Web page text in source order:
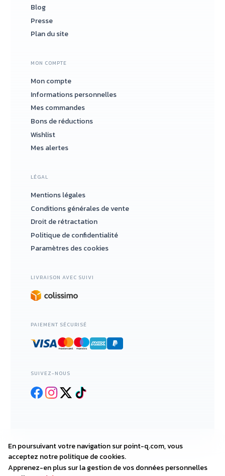
Blog
Presse
Plan du site
MON COMPTE
Mon compte
Informations personnelles
Mes commandes
Bons de réductions
Wishlist
Mes alertes
LÉGAL
Mentions légales
Conditions générales de vente
Droit de rétractation
Politique de confidentialité
Paramètres des cookies
LIVRAISON AVEC SUIVI
PAIEMENT SÉCURISÉ
SUIVEZ-NOUS
2018—2025 • POINT-Q.COM
En poursuivant votre navigation sur point-q.com, vous
acceptez notre politique de cookies.
Apprenez-en plus sur la gestion de vos données personnelles